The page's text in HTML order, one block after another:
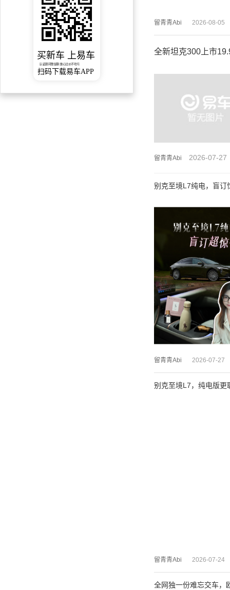
买新车 上易车
认证顾问微信聊 放心比价不吃亏
扫码下载易车APP
留青青Abi 2026-08-05
全新坦克300上市
留青青Abi 2026-07-27
别克至境L7纯电，盲订
留青青Abi 2026-07-27
别克至境L7，纯电版更
留青青Abi 2026-07-24
全网独一份难忘交车，